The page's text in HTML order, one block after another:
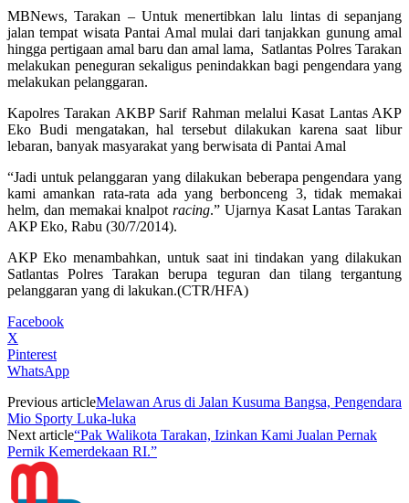
MBNews, Tarakan – Untuk menertibkan lalu lintas di sepanjang
jalan tempat wisata Pantai Amal mulai dari tanjakkan gunung amal
hingga pertigaan amal baru dan amal lama, Satlantas Polres Tarakan
melakukan peneguran sekaligus penindakkan bagi pengendara yang
melakukan pelanggaran.
Kapolres Tarakan AKBP Sarif Rahman melalui Kasat Lantas AKP
Eko Budi mengatakan, hal tersebut dilakukan karena saat libur
lebaran, banyak masyarakat yang berwisata di Pantai Amal
“Jadi untuk pelanggaran yang dilakukan beberapa pengendara yang
kami amankan rata-rata ada yang berbonceng 3, tidak memakai
helm, dan memakai knalpot racing.” Ujarnya Kasat Lantas Tarakan
AKP Eko, Rabu (30/7/2014).
AKP Eko menambahkan, untuk saat ini tindakan yang dilakukan
Satlantas Polres Tarakan berupa teguran dan tilang tergantung
pelanggaran yang di lakukan.(CTR/HFA)
Facebook
X
Pinterest
WhatsApp
Previous articleMelawan Arus di Jalan Kusuma Bangsa, Pengendara
Mio Sporty Luka-luka
Next article“Pak Walikota Tarakan, Izinkan Kami Jualan Pernak
Pernik Kemerdekaan RI.”